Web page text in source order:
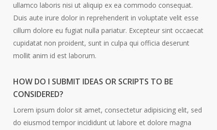
ullamco laboris nisi ut aliquip ex ea commodo consequat.
Duis aute irure dolor in reprehenderit in voluptate velit esse
cillum dolore eu fugiat nulla pariatur. Excepteur sint occaecat
cupidatat non proident, sunt in culpa qui officia deserunt
mollit anim id est laborum.
HOW DO I SUBMIT IDEAS OR SCRIPTS TO BE
CONSIDERED?
Lorem ipsum dolor sit amet, consectetur adipisicing elit, sed
do eiusmod tempor incididunt ut labore et dolore magna